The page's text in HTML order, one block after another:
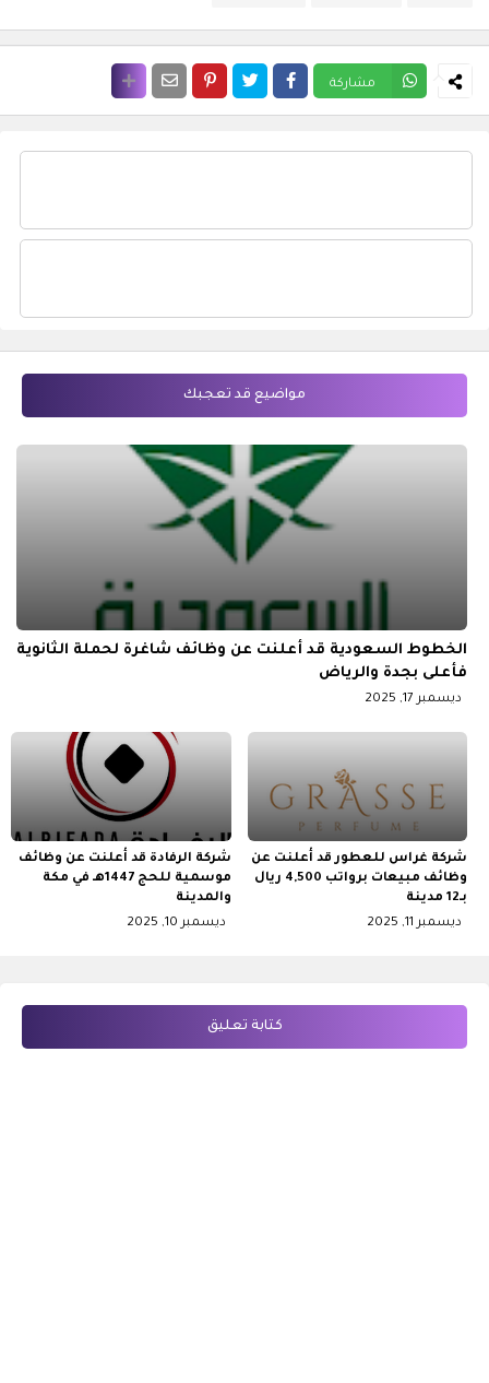
مشاركة
مواضيع قد تعجبك
الخطوط السعودية قد أعلنت عن وظائف شاغرة لحملة الثانوية
فأعلى بجدة والرياض
ديسمبر 17, 2025
شركة غراس للعطور قد أعلنت عن
وظائف مبيعات برواتب 4,500 ريال
بـ12 مدينة
ديسمبر 11, 2025
شركة الرفادة قد أعلنت عن وظائف
موسمية للحج 1447هـ في مكة
والمدينة
ديسمبر 10, 2025
كتابة تعليق